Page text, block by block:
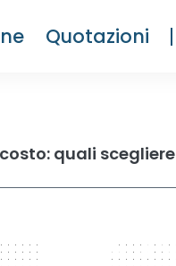
Quotazioni
quali scegliere
300 x 600